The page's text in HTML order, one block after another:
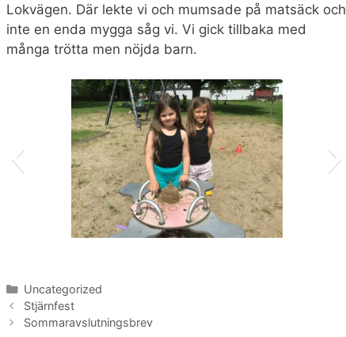
Lokvägen. Där lekte vi och mumsade på matsäck och
inte en enda mygga såg vi. Vi gick tillbaka med
många trötta men nöjda barn.
Kategorier
Uncategorized
Stjärnfest
Sommaravslutningsbrev